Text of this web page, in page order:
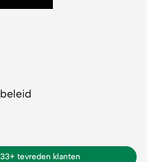
tevreden klanten